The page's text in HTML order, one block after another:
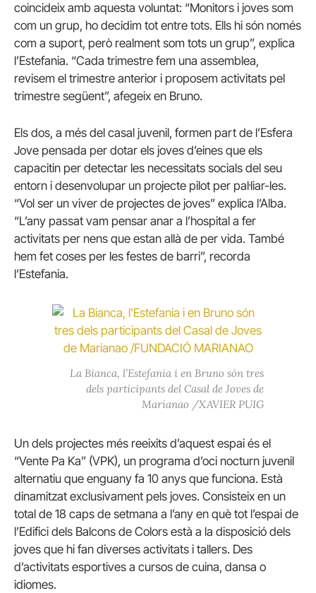
coincideix amb aquesta voluntat: “Monitors i joves som
com un grup, ho decidim tot entre tots. Ells hi són només
com a suport, però realment som tots un grup”, explica
l’Estefania. “Cada trimestre fem una assemblea,
revisem el trimestre anterior i proposem activitats pel
trimestre següent”, afegeix en Bruno.
Els dos, a més del casal juvenil, formen part de l’Esfera
Jove pensada per dotar els joves d’eines que els
capacitin per detectar les necessitats socials del seu
entorn i desenvolupar un projecte pilot per pal·liar-les.
“Vol ser un viver de projectes de joves” explica l’Alba.
“L’any passat vam pensar anar a l’hospital a fer
activitats per nens que estan allà de per vida. També
hem fet coses per les festes de barri”, recorda
l’Estefania.
La Bianca, l’Estefania i en Bruno són tres
dels participants del Casal de Joves de
Marianao /XAVIER PUIG
Un dels projectes més reeixits d’aquest espai és el
“Vente Pa Ka” (VPK), un programa d’oci nocturn juvenil
alternatiu que enguany fa 10 anys que funciona. Està
dinamitzat exclusivament pels joves. Consisteix en un
total de 18 caps de setmana a l’any en què tot l’espai de
l’Edifici dels Balcons de Colors està a la disposició dels
joves que hi fan diverses activitats i tallers. Des
d’activitats esportives a cursos de cuina, dansa o
idiomes.